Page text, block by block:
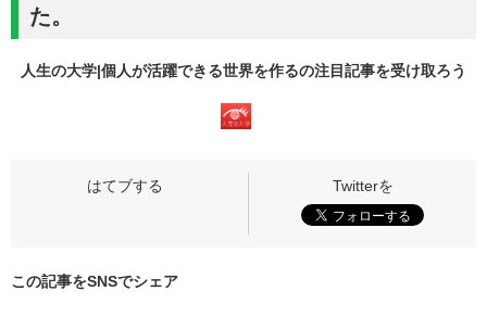
た。
人生の大学|個人が活躍できる世界を作るの注目記事を受け取ろう
この記事をSNSでシェア